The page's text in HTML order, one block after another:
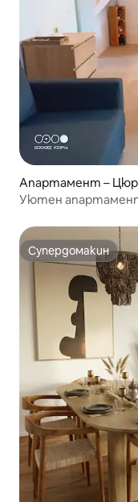
Апартамент –
Уютен
Супердомакин
Супердомакин